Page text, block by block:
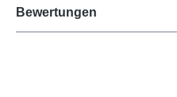
Bewertungen